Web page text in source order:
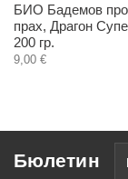
БИО Бадемов
прах, Драгон
200 гр.
9,00 €
Бюлетин